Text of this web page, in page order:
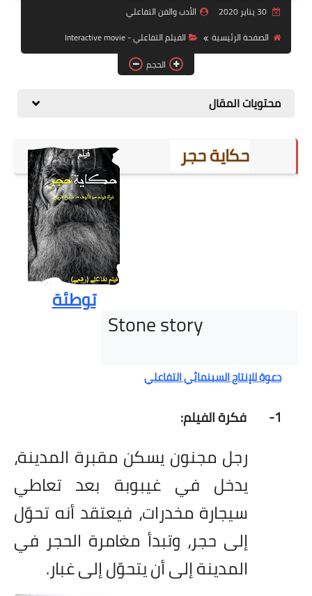
المسرح التفاعلي
أدب الطفل التفاعلي
الفيلم التفاعلي
المقال التفاعلي
30 يناير 2020
الأدب والفن التفاعلي
الصفحة الرئيسية
الفيلم التفاعلي - Interactive movie
الحجم
محتويات المقال
حكاية حجر
توطئة
Stone story
دعوة للإنتاج السينمائي التفاعلي
1- فكرة الفيلم:
رجل مجنون يسكن مقبرة المدينة،
يدخل في غيبوبة بعد تعاطي
سيجارة مخدرات، فيعتقد أنه تحوّل
إلى حجر، وتبدأ مغامرة الحجر في
المدينة إلى أن يتحوّل إلى غبار.